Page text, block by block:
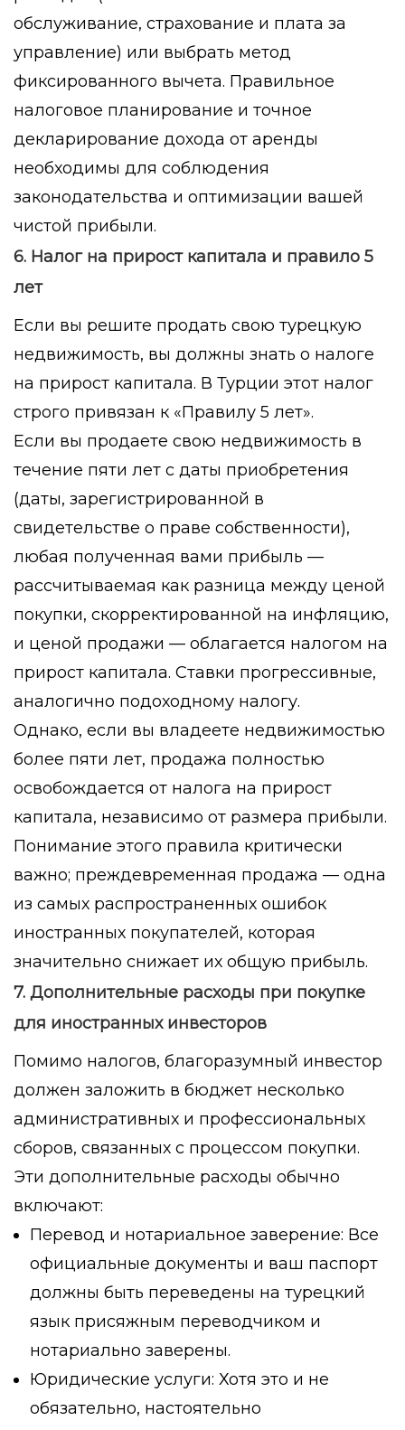
обслуживание, страхование и плата за
управление) или выбрать метод
фиксированного вычета. Правильное
налоговое планирование и точное
декларирование дохода от аренды
необходимы для соблюдения
законодательства и оптимизации вашей
чистой прибыли.
6. Налог на прирост капитала и правило 5
лет
Если вы решите продать свою турецкую
недвижимость, вы должны знать о налоге
на прирост капитала. В Турции этот налог
строго привязан к «Правилу 5 лет».
Если вы продаете свою недвижимость в
течение пяти лет с даты приобретения
(даты, зарегистрированной в
свидетельстве о праве собственности),
любая полученная вами прибыль —
рассчитываемая как разница между ценой
покупки, скорректированной на инфляцию,
и ценой продажи — облагается налогом на
прирост капитала. Ставки прогрессивные,
аналогично подоходному налогу.
Однако, если вы владеете недвижимостью
более пяти лет, продажа полностью
освобождается от налога на прирост
капитала, независимо от размера прибыли.
Понимание этого правила критически
важно; преждевременная продажа — одна
из самых распространенных ошибок
иностранных покупателей, которая
значительно снижает их общую прибыль.
7. Дополнительные расходы при покупке
для иностранных инвесторов
Помимо налогов, благоразумный инвестор
должен заложить в бюджет несколько
административных и профессиональных
сборов, связанных с процессом покупки.
Эти дополнительные расходы обычно
включают:
Перевод и нотариальное заверение: Все
официальные документы и ваш паспорт
должны быть переведены на турецкий
язык присяжным переводчиком и
нотариально заверены.
Юридические услуги: Хотя это и не
обязательно, настоятельно